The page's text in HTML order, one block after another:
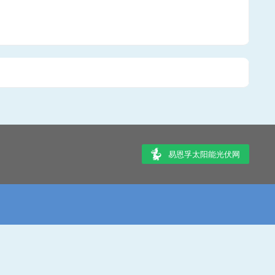
易恩孚太阳能光伏网